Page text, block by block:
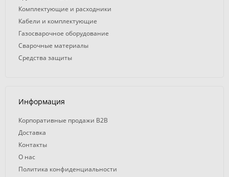
Комплектующие и расходники
Кабели и комплектующие
Газосварочное оборудование
Сварочные материалы
Средства защиты
Информация
Корпоративные продажи B2B
Доставка
Контакты
О нас
Политика конфиденциальности